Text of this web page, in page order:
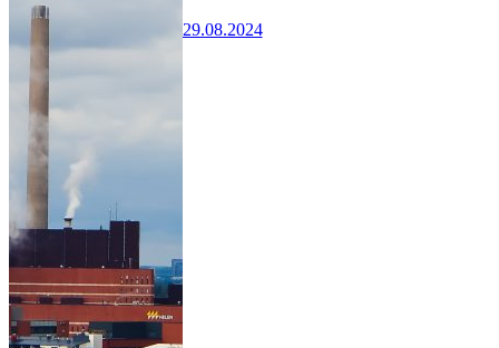
29.08.2024